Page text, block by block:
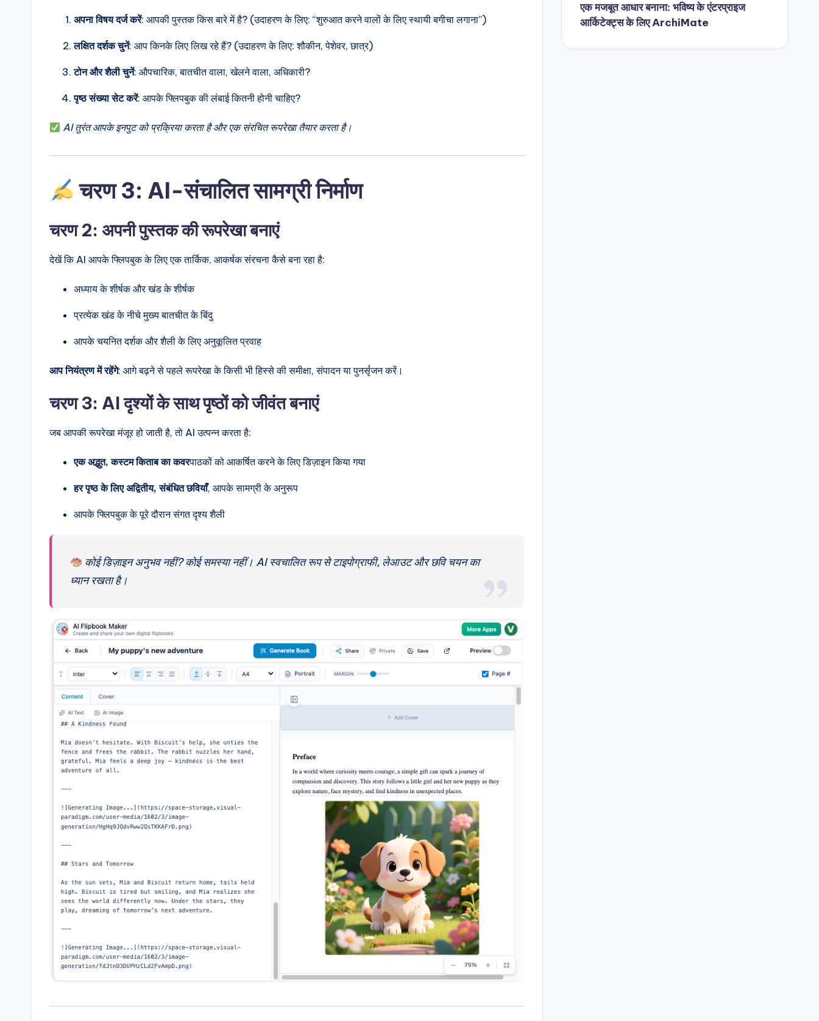
अपना विषय दर्ज करें: आपकी पुस्तक किस बारे में है? (उदाहरण के लिए: “शुरुआत करने वालों के लिए स्थायी बगीचा लगाना”)
लक्षित दर्शक चुनें: आप किनके लिए लिख रहे हैं? (उदाहरण के लिए: शौकीन, पेशेवर, छात्र)
टोन और शैली चुनें: औपचारिक, बातचीत वाला, खेलने वाला, अधिकारी?
पृष्ठ संख्या सेट करें: आपके फ्लिपबुक की लंबाई कितनी होनी चाहिए?
AI तुरंत आपके इनपुट को प्रक्रिया करता है और एक संरचित रूपरेखा तैयार करता है।
चरण 3: AI-संचालित सामग्री निर्माण
चरण 2: अपनी पुस्तक की रूपरेखा बनाएं
देखें कि AI आपके फ्लिपबुक के लिए एक तार्किक, आकर्षक संरचना कैसे बना रहा है:
अध्याय के शीर्षक और खंड के शीर्षक
प्रत्येक खंड के नीचे मुख्य बातचीत के बिंदु
आपके चयनित दर्शक और शैली के लिए अनुकूलित प्रवाह
आप नियंत्रण में रहेंगे: आगे बढ़ने से पहले रूपरेखा के किसी भी हिस्से की समीक्षा, संपादन या पुनर्सृजन करें।
चरण 3: AI दृश्यों के साथ पृष्ठों को जीवंत बनाएं
जब आपकी रूपरेखा मंजूर हो जाती है, तो AI उत्पन्न करता है:
एक अद्भुत, कस्टम किताब का कवरपाठकों को आकर्षित करने के लिए डिज़ाइन किया गया
हर पृष्ठ के लिए अद्वितीय, संबंधित छवियाँ, आपके सामग्री के अनुरूप
आपके फ्लिपबुक के पूरे दौरान संगत दृश्य शैली
कोई डिज़ाइन अनुभव नहीं? कोई समस्या नहीं। AI स्वचालित रूप से टाइपोग्राफी, लेआउट और छवि चयन का
ध्यान रखता है।
एक मजबूत आधार बनाना: भविष्य के एंटरप्राइज
आर्किटेक्ट्स के लिए ArchiMate